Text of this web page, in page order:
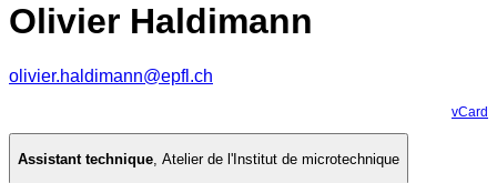
Olivier Haldimann
olivier.haldimann@epfl.ch
vCard
Assistant technique, Atelier de l'Institut de microtechnique